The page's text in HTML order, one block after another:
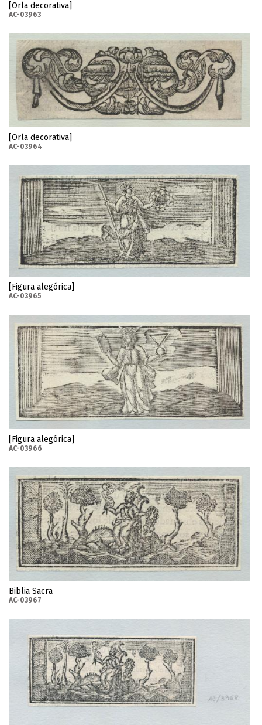
[Orla decorativa]
AC-03963
[Orla decorativa]
AC-03964
[Figura alegórica]
AC-03965
[Figura alegórica]
AC-03966
Biblia Sacra
AC-03967